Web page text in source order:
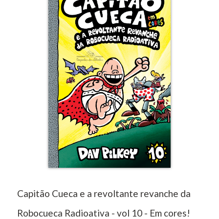
Capitão Cueca e a revoltante revanche da
Robocueca Radioativa - vol 10 - Em cores!